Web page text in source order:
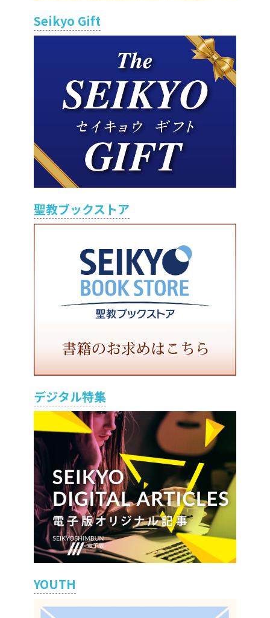
Seikyo Gift
聖教ブックストア
デジタル特集
YOUTH